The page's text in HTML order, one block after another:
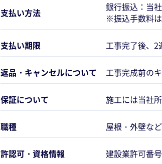
支払い方法
銀行振込：当
※振込手数料
支払い期限 工事完了後、2
返品・キャンセルについて 工事完成前の
保証について 施工には当社
職種 屋根・外壁な
許認可・資格情報 建設業許可番